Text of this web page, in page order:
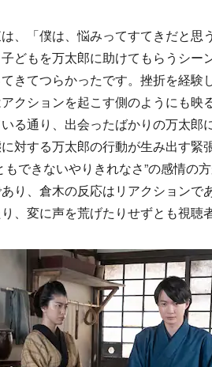
、「僕は、悩みってすてきだと思
どもを万太郎に助けてもらうシー
きてつらかったです。挫折を経験
クションを起こす側のようにも映
る通り、出会ったばかりの万太郎
対する万太郎の行動が生み出す緊
もできないやりきれなさ”の感情の
り、倉木の反応はリアクションで
、変に声を荒げたりせずとも視聴